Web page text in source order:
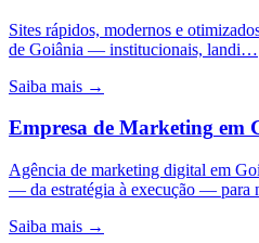
Sites rápidos, modernos e
de Goiânia — institucionais, landi…
Saiba mais →
Empresa de Marketing em
Agência de marketing digital em
— da estratégia à execução — para
Saiba mais →